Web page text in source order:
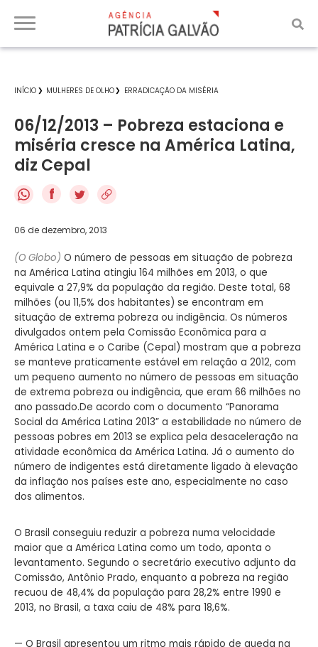
INÍCIO MULHERES DE OLHO ERRADICAÇÃO DA MISÉRIA
06/12/2013 – Pobreza estaciona e
miséria cresce na América Latina,
diz Cepal
f
06 de dezembro, 2013
(O Globo) O número de pessoas em situação de pobreza
na América Latina atingiu 164 milhões em 2013, o que
equivale a 27,9% da população da região. Deste total, 68
milhões (ou 11,5% dos habitantes) se encontram em
situação de extrema pobreza ou indigência. Os números
divulgados ontem pela Comissão Econômica para a
América Latina e o Caribe (Cepal) mostram que a pobreza
se manteve praticamente estável em relação a 2012, com
um pequeno aumento no número de pessoas em situação
de extrema pobreza ou indigência, que eram 66 milhões no
ano passado.De acordo com o documento “Panorama
Social da América Latina 2013” a estabilidade no número de
pessoas pobres em 2013 se explica pela desaceleração na
atividade econômica da América Latina. Já o aumento do
número de indigentes está diretamente ligado à elevação
da inflação nos países este ano, especialmente no caso
dos alimentos.
O Brasil conseguiu reduzir a pobreza numa velocidade
maior que a América Latina como um todo, aponta o
levantamento. Segundo o secretário executivo adjunto da
Comissão, Antônio Prado, enquanto a pobreza na região
recuou de 48,4% da população para 28,2% entre 1990 e
2013, no Brasil, a taxa caiu de 48% para 18,6%.
— O Brasil apresentou um ritmo mais rápido de queda na